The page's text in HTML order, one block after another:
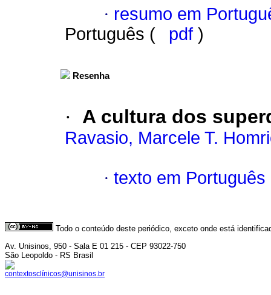
· resumo em
Português (
pdf )
Resenha
· A cultura dos
Ravasio, Marcele T.
· texto em Português
Todo o conteúdo deste periódico, exceto onde está
Av. Unisinos, 950 - Sala E 01 215 - CEP 93022-750
São Leopoldo - RS Brasil
contextosclínicos@unisinos.br